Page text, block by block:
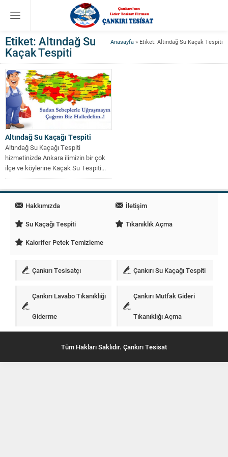
Anasayfa » Etiket: Altındağ Su Kaçak Tespiti
Etiket: Altındağ Su
Kaçak Tespiti
Altındağ Su Kaçağı Tespiti
Altındağ Su Kaçağı Tespiti
hizmetinizde Ankara ilimizin bir çok
ilçe ve köylerine Kaçak Su Tespiti...
Hakkımızda
İletişim
Su Kaçağı Tespiti
Tıkanıklık Açma
Kalorifer Petek Temizleme
Çankırı Tesisatçı Çankırı Su Kaçağı Tespiti
Çankırı Lavabo Tıkanıklığı
Giderme
Çankırı Mutfak Gideri
Tıkanıklığı Açma
Tüm Hakları Saklıdır. Çankırı Tesisat